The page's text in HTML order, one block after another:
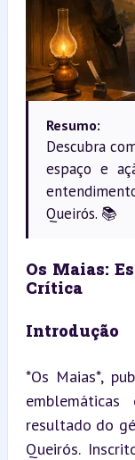
Resumo:
Descubra
espaço e
Queirós. 📚
Os Maias:
Crítica
Introdução
*Os Maias*,
resultado do
Queirós.